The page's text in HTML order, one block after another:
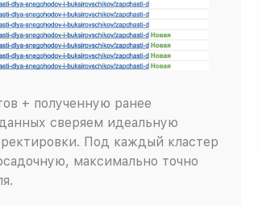
+ полученную ранее
сверяем идеальную
Под каждый кластер
максимально точно